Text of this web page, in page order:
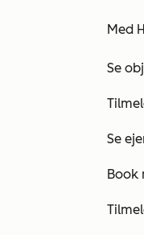
Med
Se
Se
Book